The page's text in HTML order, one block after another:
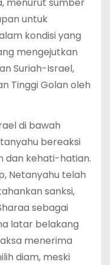
menurut sumber
untuk
kondisi yang
mengejutkan
Suriah-Israel,
Tinggi Golan oleh
di bawah
bereaksi
dan kehati-hatian.
Netanyahu telah
sanksi,
sebagai
latar belakang
menerima
diam, meski